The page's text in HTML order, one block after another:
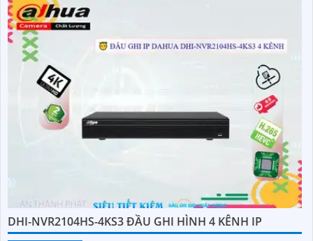
DHI-NVR2104HS-4KS3 ĐẦU GHI HÌNH 4 KÊNH IP